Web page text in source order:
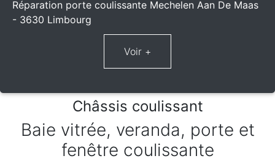
Réparation porte coulissante Mechelen Aan De Maas
- 3630 Limbourg
Châssis coulissant
Baie vitrée, veranda, porte et
fenêtre coulissante